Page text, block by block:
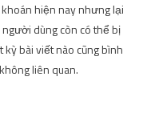
hiện nay nhưng lại
dùng còn có thể bị
bài viết nào cũng bình
liên quan.